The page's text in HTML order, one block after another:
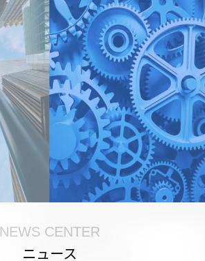
NEWS CENTER
ニュース